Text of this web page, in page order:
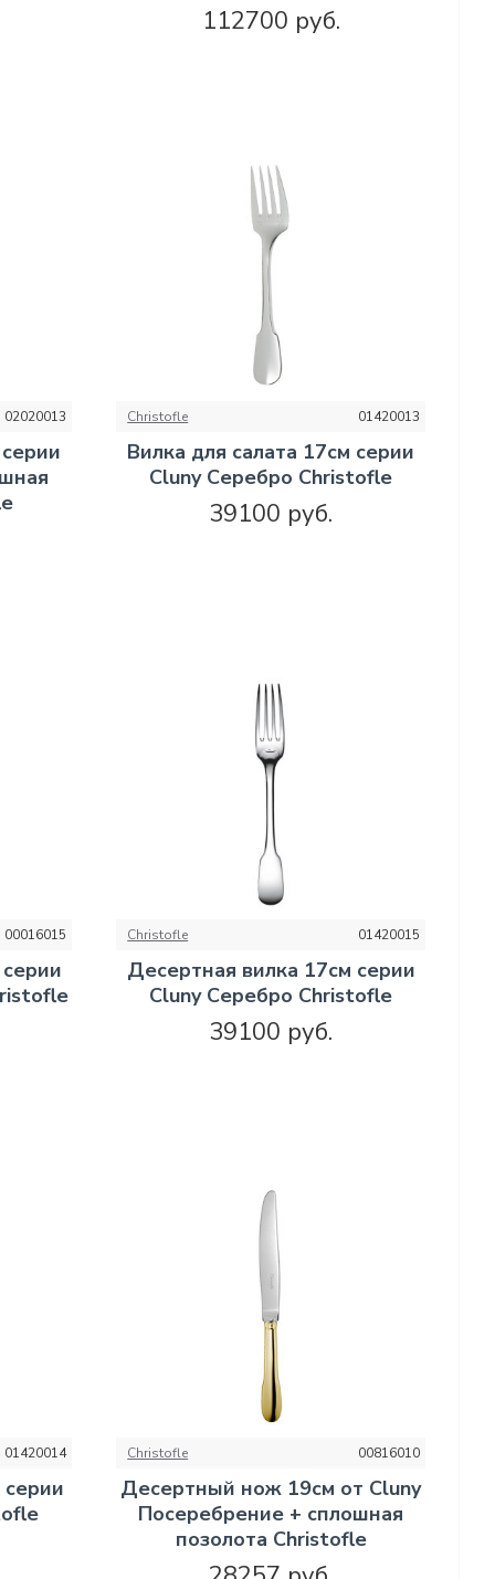
112700 руб.
02020013 Christofle 01420013
Вилка для салата 17см серии
Cluny Серебро Christofle
39100 руб.
00016015 Christofle 01420015
Десертная вилка 17см серии
Cluny Серебро Christofle
39100 руб.
01420014 Christofle 00816010
Десертный нож 19см от Cluny
Посеребрение + сплошная
позолота Christofle